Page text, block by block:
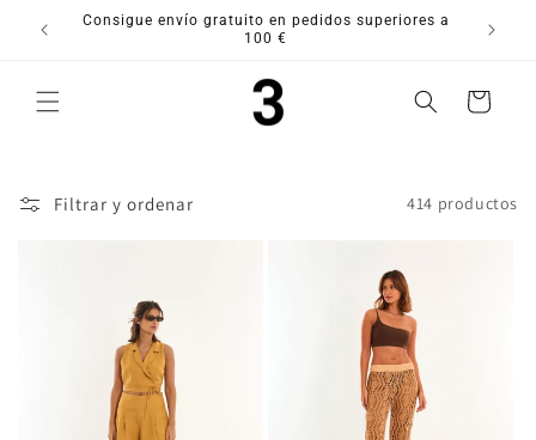
directamente
Consigue envío gratuito en pedidos superiores a
100 €
Carrito
Filtrar y ordenar 414 productos